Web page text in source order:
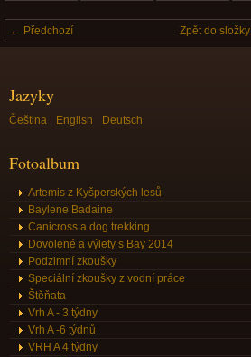
← Předchozí Zpět do složky
Jazyky
Čeština English Deutsch
Fotoalbum
Artemis z Kyšperských lesů
Baylene Badaine
Canicross a dog trekking
Dovolené a výlety s Bay 2014
Podzimní zkoušky
Speciální zkoušky z vodní práce
Štěňata
Vrh A - 3 týdny
Vrh A -6 týdnů
VRH A 4 týdny